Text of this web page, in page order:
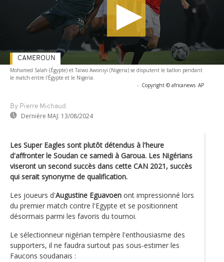
Mohamed Salah (Égypte) et Taiwo Awoniyi (Nigeria) se disputent le ballon pendant
le match entre l'Égypte et le Nigeria.
- Copyright © africanews AP
By Pierre Michaud
Dernière MAJ: 13/08/2024
CAMEROUN
Les Super Eagles sont plutôt détendus à l'heure
d'affronter le Soudan ce samedi à Garoua. Les Nigérians
viseront un second succès dans cette CAN 2021, succès
qui serait synonyme de qualification.
Les joueurs d'Augustine Eguavoen ont impressionné lors
du premier match contre l'Egypte et se positionnent
désormais parmi les favoris du tournoi.
Le sélectionneur nigérian tempère l'enthousiasme des
supporters, il ne faudra surtout pas sous-estimer les
Faucons soudanais :